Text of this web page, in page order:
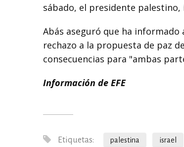
sábado, el presidente
Abás aseguró que ha informado
rechazo a la propuesta de paz
consecuencias para "ambas
Información de EFE
Etiquetas: palestina israel